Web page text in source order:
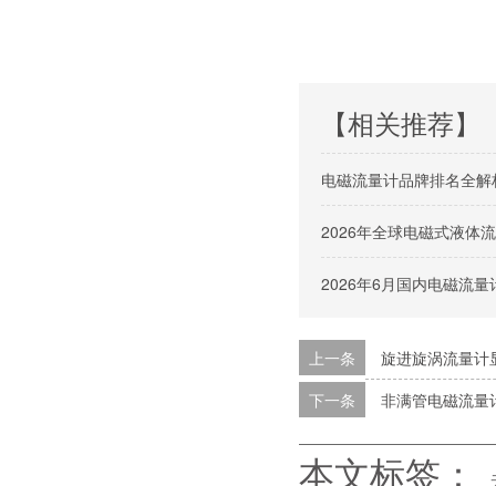
【相关推荐】
电磁流量计品牌排名全
2026年全球电磁式液体
2026年6月国内电磁流
上一条
旋进旋涡流量计
下一条
非满管电磁流量
本文标签：